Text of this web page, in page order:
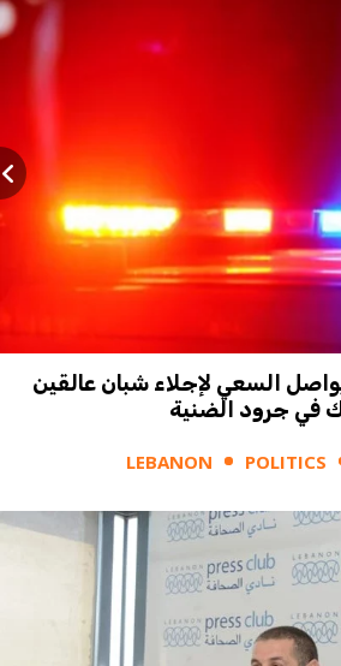
يواصل السعي لإجلاء شبان عالقين
في جرود الضنية
LEBANON POLITICS